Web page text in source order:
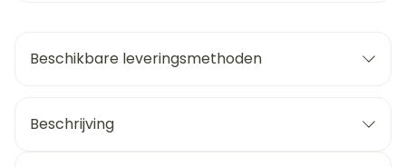
Beschikbare leveringsmethoden
Beschrijving